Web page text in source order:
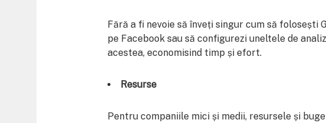
Fără a fi nevoie să înveți singur cum să folosești
pe Facebook sau să configurezi uneltele de
acestea, economisind timp și efort.
Resurse
Pentru companiile mici și medii, resursele și